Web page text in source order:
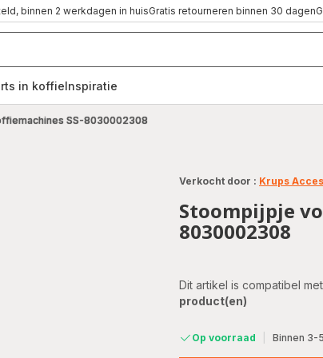
binnen 2 werkdagen in huisGratis retourneren binnen 30 dagen
in koffieInspiratie
SS-8030002308
Verkocht door : Krups
Stoompijpje
8030002308
Dit artikel is compatibel met
product(en)
Op voorraad Binnen 3-